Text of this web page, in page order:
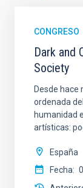
CONGRESO
Dark and
Society
Desde hace
ordenada
humanidad
artísticas:
España
Fecha